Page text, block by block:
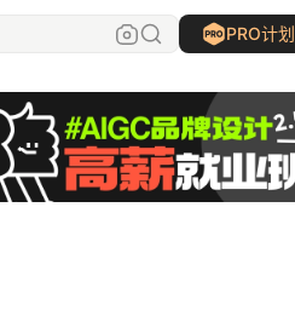
PRO计划